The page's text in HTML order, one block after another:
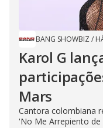
BANG SHOWBIZ /
Karol G
Mars
Cantora colombiana
'No Me Arrepiento